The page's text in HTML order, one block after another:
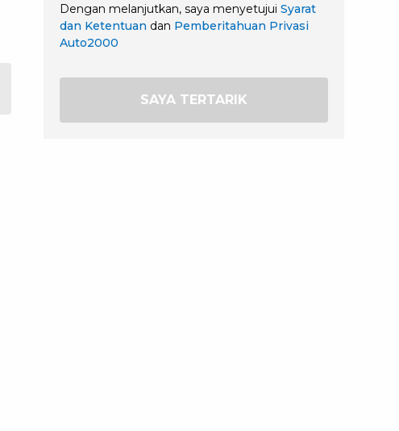
Dengan melanjutkan, saya menyetujui Syarat
dan Ketentuan dan Pemberitahuan Privasi
Auto2000
SAYA TERTARIK